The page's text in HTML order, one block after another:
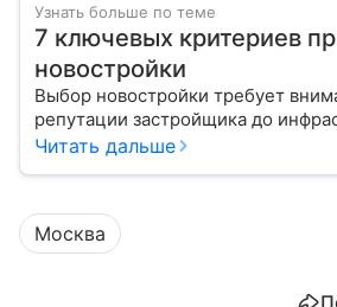
Узнать больше по теме
7 ключевых критериев
новостройки
Выбор новостройки требует
репутации застройщика до
Читать дальше
Москва